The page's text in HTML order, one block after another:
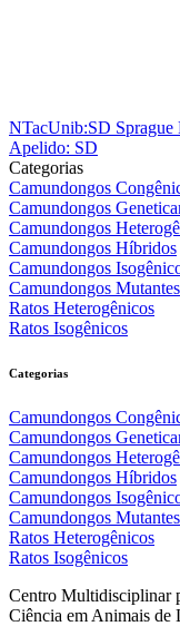
NTacUnib:SD Sprague
Apelido: SD
Categorias
Camundongos
Camundongos
Camundongos
Camundongos Híbridos
Camundongos
Camundongos Mutantes
Ratos Heterogênicos
Ratos Isogênicos
Categorias
Camundongos
Camundongos
Camundongos
Camundongos Híbridos
Camundongos
Camundongos Mutantes
Ratos Heterogênicos
Ratos Isogênicos
Centro Multidisciplinar
Ciência em Animais de